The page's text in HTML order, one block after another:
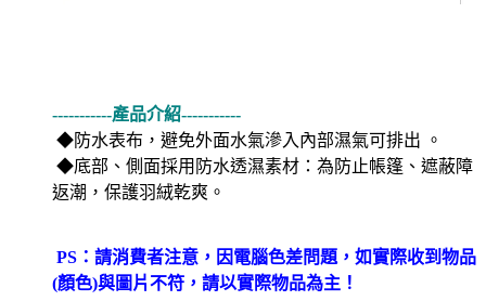
-----------產品介紹-----------
◆防水表布，避免外面水氣滲入內部濕氣可排出 。
◆底部、側面採用防水透濕素材：為防止帳篷、遮蔽障
返潮，保護羽絨乾爽。
PS：請消費者注意，因電腦色差問題，如實際收到物品
(顏色)與圖片不符，請以實際物品為主！